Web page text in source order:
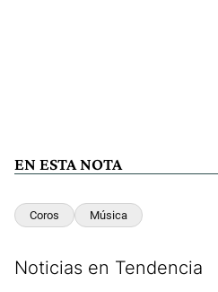
EN ESTA NOTA
Coros Música
Noticias en Tendencia